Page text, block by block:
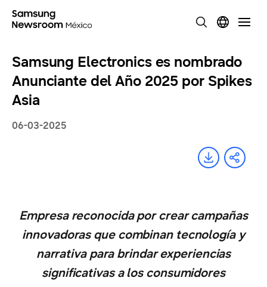
Samsung Electronics es nombrado
Anunciante del Año 2025 por Spikes
Asia
06-03-2025
Empresa reconocida por crear campañas
innovadoras que combinan tecnología y
narrativa para brindar experiencias
significativas a los consumidores